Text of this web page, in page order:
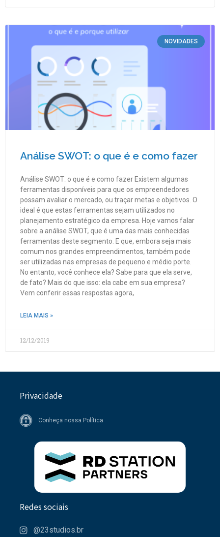
NOVIDADES
Análise SWOT: o que é e como fazer
Análise SWOT: o que é e como fazer Existem algumas
ferramentas disponíveis para que os empreendedores
possam avaliar o mercado, ou traçar metas e objetivos. O
ideal é que estas ferramentas sejam utilizados no
planejamento estratégico da empresa. Hoje vamos falar
sobre a análise SWOT, que é uma das mais conhecidas
ferramentas deste segmento. E que, embora seja mais
comum nos grandes empreendimentos, também pode
ser utilizadas nas empresas de pequeno e médio porte.
No entanto, você conhece ela? Sabe para que ela serve,
de fato? Mais do que isso: ela cabe em sua empresa?
Vem conferir essas respostas agora,
LEIA MAIS »
12/12/2019
Redes sociais
@23studios.br
Privacidade
Conheça nossa Política